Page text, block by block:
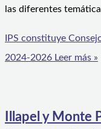
las diferentes
IPS constituye
2024-2026 Leer más »
Illapel y Monte